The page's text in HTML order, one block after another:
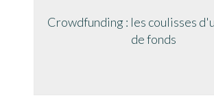
Crowdfunding : les coulisses
de fonds